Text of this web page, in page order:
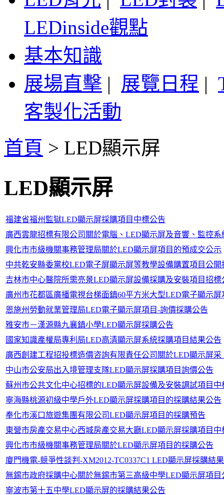
LEDinside觀點
基本知識
展場直擊 | 展覽日程 |
客製化活動
首頁 > LED顯示屏
LED顯示屏
福建省福州監獄LED顯示屏採購項目中標公告
廣西雲龍招標有限公司關於電腦、LED顯示屏及音響、監控
興化市市級機關事務管理局關於LED顯示屏項目的預成交公示
中共乾安縣委黨校LED電子屏顯示屏等教學設備購置項目公開
吉林市中心醫院所需亮景LED顯示屏設備採購及安裝項目招標
廣州市花都區廣播電視台梯面鎮60平方米大型LED電子顯示
恩施州勞動就業管理局LED電子顯示屏項目-詢價採購公告
雅安市－漢源縣九襄鎮小學LED顯示屏採購公告
國家知識產權局專利局LED高清顯示屏系統採購項目結果公告
廣西創建工程招投標造價咨詢有限責任公司關於LED顯示屏采
中山市公安局出入境管理支隊LED顯示屏採購項目詢價公告
蘇州市公共文化中心招標的LED顯示屏設備及安裝調試項目中
寧海縣桃源初級中學戶外LED顯示屏採購項目的採購結果公告
奉化市溪口旅遊集團有限公司LED顯示屏項目的採購預告
東營市房產交易中心西城房產交易大廳LED顯示屏採購項目中
興化市市級機關事務管理局關於LED顯示屏項目的採購公告
廈門機電-競爭性談判-XM2012-TC0337C1 LED顯示屏採購結
無錫市政府採購中心關於無錫市第三高級中學LED顯示屏項目
寧波市第十五中學LED顯示屏的採購結果公告